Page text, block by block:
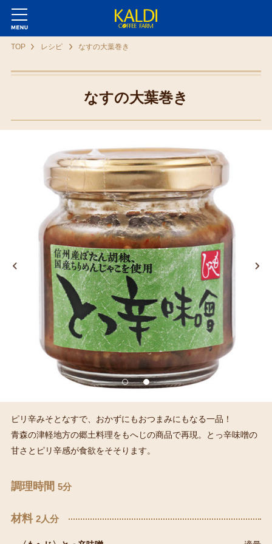
TOP レシピ なすの大葉巻き
なすの大葉巻き
ピリ辛みそとなすで、おかずにもおつまみにもなる一品！
青森の津軽地方の郷土料理をもへじの商品で再現。とっ辛味噌の
甘さとピリ辛感が食欲をそそります。
調理時間 5分
材料 2人分